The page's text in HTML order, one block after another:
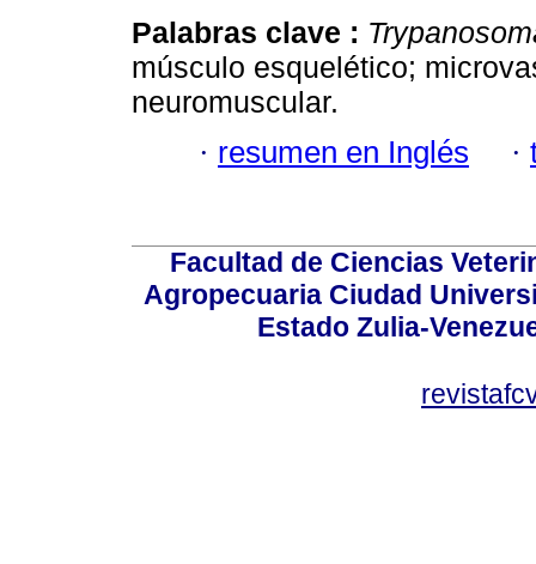
Palabras clave :
músculo esquelético;
neuromuscular.
· resumen en Inglés ·
Facultad de Ciencias
Agropecuaria Ciudad
Estado Zulia-